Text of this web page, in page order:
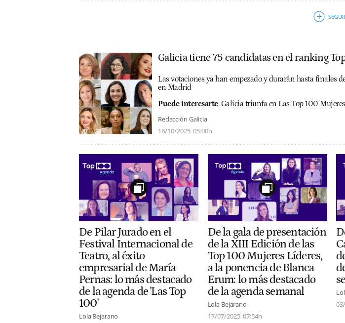
Galicia tiene 75 candidatas en el ranking
Las votaciones ya han empezado y durarán hasta finales
en Madrid
Puede interesarte: Galicia triunfa en Las Top 100
Redacción Galicia
16/10/2025 05:00h
De Pilar Jurado en el
Festival Internacional de
Teatro, al éxito
empresarial de María
Pernas: lo más destacado
de la agenda de 'Las Top
100'
Lola Bejarano
De la gala de presentación
de la XIII Edición de las
Top 100 Mujeres Líderes,
a la ponencia de Blanca
Erum: lo más destacado
de la agenda semanal
Lola Bejarano
17/07/2025 07:54h